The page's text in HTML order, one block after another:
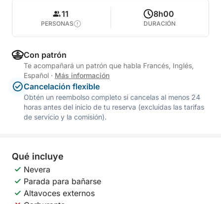
11
PERSONAS
8h00
DURACIÓN
Con patrón
Te acompañará un patrón que habla Francés, Inglés,
Español · Más información
Cancelación flexible
Obtén un reembolso completo si cancelas al menos 24
horas antes del inicio de tu reserva (excluidas las tarifas
de servicio y la comisión).
Qué incluye
Nevera
Parada para bañarse
Altavoces externos